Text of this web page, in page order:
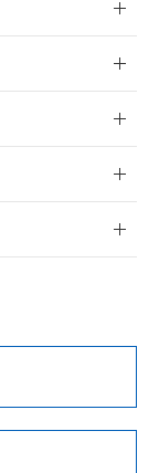
以下を必ずお読
承認
ンス
KR型式
（韓国
完了
ま